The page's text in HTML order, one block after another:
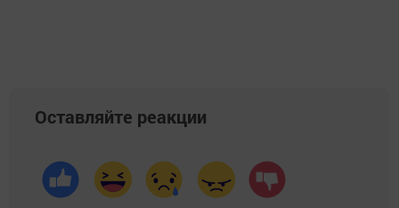
Оставляйте реакции